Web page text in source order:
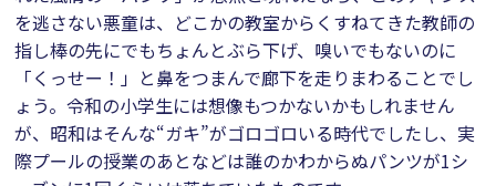
を逃さない悪童は、どこかの教室からくすねてきた教師の
指し棒の先にでもちょんとぶら下げ、嗅いでもないのに
「くっせー！」と鼻をつまんで廊下を走りまわることでし
ょう。令和の小学生には想像もつかないかもしれません
が、昭和はそんな“ガキ”がゴロゴロいる時代でしたし、実
際プールの授業のあとなどは誰のかわからぬパンツが1シ